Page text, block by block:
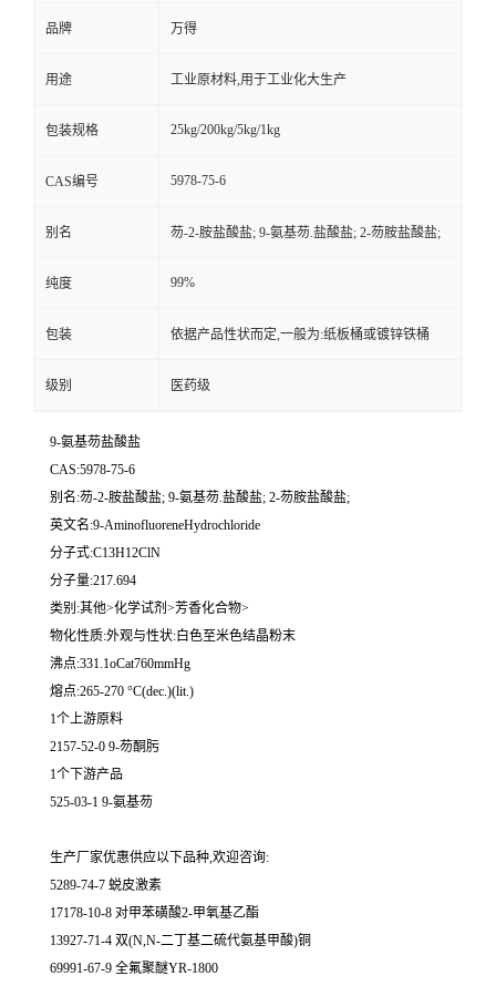
品牌 万得
用途 工业原材料,用于工业化大生产
包装规格 25kg/200kg/5kg/1kg
CAS编号 5978-75-6
别名 芴-2-胺盐酸盐; 9-氨基芴.盐酸盐; 2-芴胺盐酸盐;
纯度 99%
包装 依据产品性状而定,一般为:纸板桶或镀锌铁桶
级别 医药级
9-氨基芴盐酸盐
CAS:5978-75-6
别名:芴-2-胺盐酸盐; 9-氨基芴.盐酸盐; 2-芴胺盐酸盐;
英文名:9-AminofluoreneHydrochloride
分子式:C13H12ClN
分子量:217.694
类别:其他>化学试剂>芳香化合物>
物化性质:外观与性状:白色至米色结晶粉末
沸点:331.1oCat760mmHg
熔点:265-270 °C(dec.)(lit.)
1个上游原料
2157-52-0 9-芴酮肟
1个下游产品
525-03-1 9-氨基芴
生产厂家优惠供应以下品种,欢迎咨询:
5289-74-7 蜕皮激素
17178-10-8 对甲苯磺酸2-甲氧基乙酯
13927-71-4 双(N,N-二丁基二硫代氨基甲酸)铜
69991-67-9 全氟聚醚YR-1800